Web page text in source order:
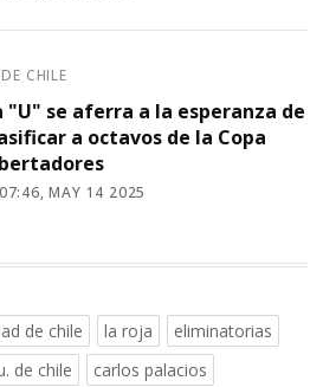
CHILE
"U" se aferra a la esperanza de
a octavos de la Copa
07:46, MAY 14 2025
de chile la roja
eliminatorias
de chile
carlos palacios